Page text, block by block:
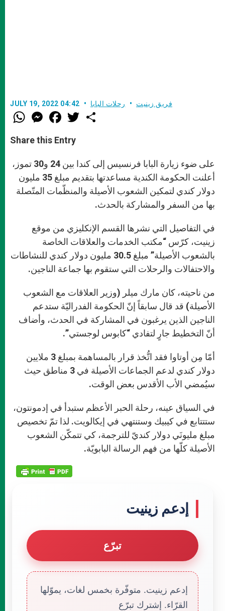
JULY 19, 2022 04:42 فريق زينيت رحلات البابا
W
h
t
s
p
p
M
e
s
e
e
r
F
a
e
b
o
k
w
r
Share this Entry
على ضوء زيارة البابا فرنسيس إلى كندا بين 24 و30 تموز،
أعلنت الحكومة الكندية مساعدتها بتقديم مبلغ 35 مليون
دولار كندي لتمكين الشعوب الأصيلة والمنظّمات المتّصلة
بها من السفر والمشاركة بالحدث.
في التفاصيل التي نشرها القسم الإنكليزي من موقع
زينيت، كرّس “مكتب الخدمات والعلاقات الخاصة
بالشعوب الأصيلة” مبلغ 30.5 مليون دولار كندي للنشاطات
والاحتفالات والرحلات التي ستقوم بها جماعة الناجين.
من ناحيته، كان مارك ميلر (وزير العلاقات مع الشعوب
الأصيلة) قد قال سابقاً إنّ الحكومة الفدراليّة ستدعم
الناجين الذين يرغبون في المشاركة في الحدث، وأضاف
أنّ التخطيط جارٍ لتفادي “كابوس لوجستي”.
أمّا مِن أوتاوا فقد اتُّخذ قرار بالمساهمة بمبلغ 3 ملايين
دولار كندي لدعم الجماعات الأصيلة في 3 مناطق حيث
سيُمضي الأب الأقدس بعض الوقت.
في السياق عينه، رحلة الحبر الأعظم ستبدأ في إدمونتون،
ستتتابع في كيبيك وستنتهي في إيكالويت. لذا تمّ تخصيص
مبلغ مليونَي دولار كنديّ للترجمة، كي تتمكّن الشعوب
الأصيلة كلّها من فهم الرسالة البابويّة.
إدعم زينيت
تبرّع
إدعم زينيت. متوفّرة بخمس لغات، يموّلها
القرّاء. إشترك تبرّع